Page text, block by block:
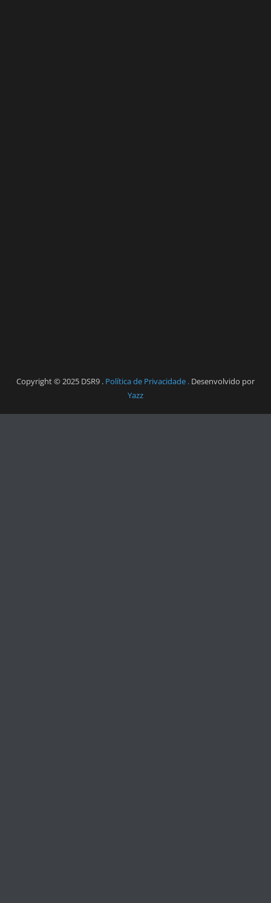
Copyright © 2025 DSR9 . Política de Privacidade . Desenvolvido por
Yazz